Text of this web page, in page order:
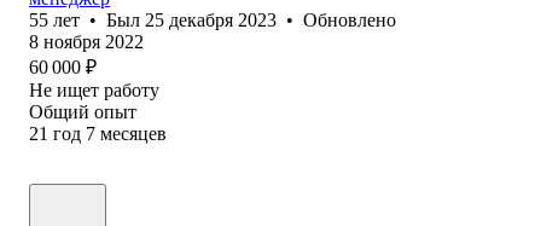
55 лет • Был 25 декабря 2023 • Обновлено
8 ноября 2022
60 000 ₽
Не ищет работу
Общий опыт
21 год 7 месяцев